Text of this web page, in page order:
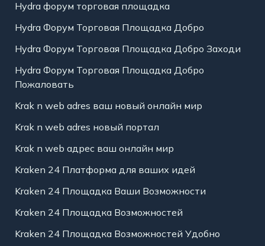
Hydra форум торговая площадка
Hydra Форум Торговая Площадка Добро
Hydra Форум Торговая Площадка Добро Заходи
Hydra Форум Торговая Площадка Добро
Пожаловать
Krak n web adres ваш новый онлайн мир
Krak n web adres новый портал
Krak n web адрес ваш онлайн мир
Kraken 24 Платформа для ваших идей
Kraken 24 Площадка Ваши Возможности
Kraken 24 Площадка Возможностей
Kraken 24 Площадка Возможностей Удобно